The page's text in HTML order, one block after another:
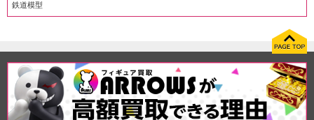
鉄道模型